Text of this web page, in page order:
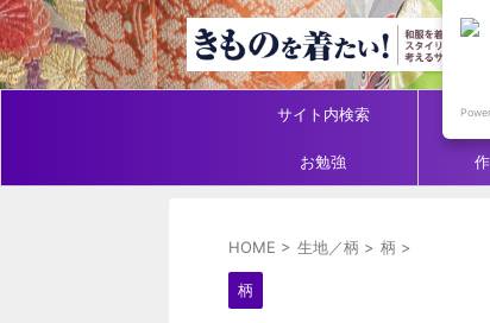
サイト内検索
お勉強
HOME > 生地／柄 > 柄 >
柄